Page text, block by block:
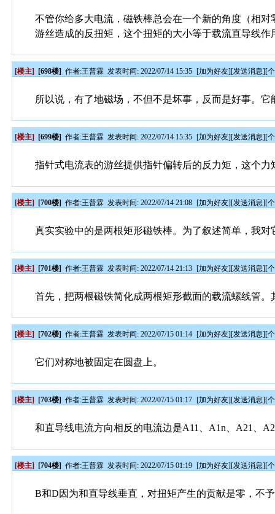
不管你给多大电流，磁铁棒总会在一个新的角度（相
游丝造成的反扭矩，这个扭矩的大小等于载流直导线作
[楼主] [698楼] 作者:王普霖 发表时间: 2022/07/14 15:35 [加为好友][发送消息][
所以说，有了地磁场，不但不是坏事，反而是好事。
[楼主] [699楼] 作者:王普霖 发表时间: 2022/07/14 15:35 [加为好友][发送消息][
指针式电流表的游丝提供指针偏转后的反力矩，这个
[楼主] [700楼] 作者:王普霖 发表时间: 2022/07/14 21:08 [加为好友][发送消息][
真实实验中的是两根矩形磁铁棒。为了叙述简单，我对
[楼主] [701楼] 作者:王普霖 发表时间: 2022/07/14 21:13 [加为好友][发送消息][
首先，把两根磁铁简化成两根矩形截面的载流螺线管
[楼主] [702楼] 作者:王普霖 发表时间: 2022/07/15 01:14 [加为好友][发送消息][
它们对称地被固定在圆盘上。
[楼主] [703楼] 作者:王普霖 发表时间: 2022/07/15 01:17 [加为好友][发送消息][
和直导线电流方向相反的电流边是A11、A1n、A21、
[楼主] [704楼] 作者:王普霖 发表时间: 2022/07/15 01:19 [加为好友][发送消息][
B和D因为和直导线垂直，对扭矩产生的贡献是零，不